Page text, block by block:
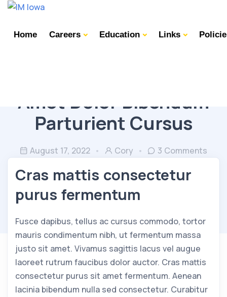
Home Careers Education Links
Amet Dolor Bibendum
Parturient Cursus
August 17, 2022 Cory 3 Comments
Cras mattis consectetur
purus fermentum
Fusce dapibus, tellus ac cursus commodo, tortor
mauris condimentum nibh, ut fermentum massa
justo sit amet. Vivamus sagittis lacus vel augue
laoreet rutrum faucibus dolor auctor. Cras mattis
consectetur purus sit amet fermentum. Aenean
lacinia bibendum nulla sed consectetur. Curabitur